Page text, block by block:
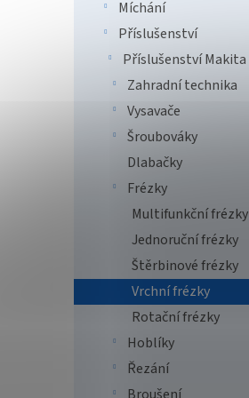
Míchání
Příslušenství
Příslušenství Makita
Zahradní technika
Vysavače
Šroubováky
Dlabačky
Frézky
Multifunkční frézky
Jednoruční frézky
Štěrbinové frézky
Vrchní frézky
Rotační frézky
Hoblíky
Řezání